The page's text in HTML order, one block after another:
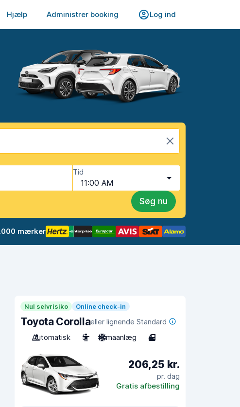
Hjælp Administrer booking Log ind
Tid
11:00 AM
Søg nu
mærker
Nul selvrisiko Online check-in
Toyota Corollaeller lignende Standard
Automatisk
5 Klimaanlæg 4
206,25 kr.
pr. dag
Gratis afbestilling